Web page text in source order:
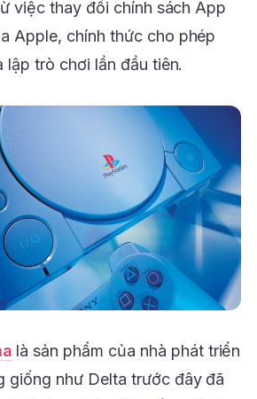
việc thay đổi chính sách App
Apple, chính thức cho phép
lập trò chơi lần đầu tiên.
là sản phẩm của nhà phát triển
giống như Delta trước đây đã